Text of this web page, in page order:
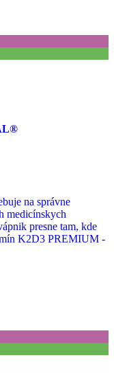
na správne
medicínskych
presne tam, kde
K2D3 PREMIUM -